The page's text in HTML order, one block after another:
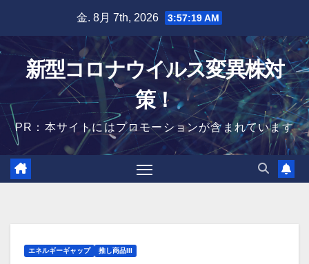
content
金. 8月 7th, 2026 3:57:21 AM
新型コロナウイルス変異株対
策！
PR：本サイトにはプロモーションが含まれています
エネルギーギャップ 推し商品III